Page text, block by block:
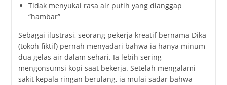
Tidak menyukai rasa air putih yang dianggap
“hambar”
Sebagai ilustrasi, seorang pekerja kreatif bernama Dika
(tokoh fiktif) pernah menyadari bahwa ia hanya minum
dua gelas air dalam sehari. Ia lebih sering
mengonsumsi kopi saat bekerja. Setelah mengalami
sakit kepala ringan berulang, ia mulai sadar bahwa